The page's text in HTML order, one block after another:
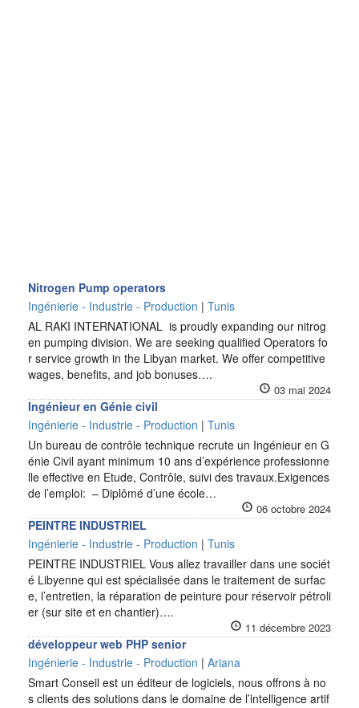
Nitrogen Pump operators
Ingénierie - Industrie - Production | Tunis
AL RAKI INTERNATIONAL is proudly expanding our nitrog
en pumping division. We are seeking qualified Operators fo
r service growth in the Libyan market. We offer competitive
wages, benefits, and job bonuses….
03 mai 2024
Ingénieur en Génie civil
Ingénierie - Industrie - Production | Tunis
Un bureau de contrôle technique recrute un Ingénieur en G
énie Civil ayant minimum 10 ans d’expérience professionne
lle effective en Etude, Contrôle, suivi des travaux.Exigences
de l’emploi: – Diplômé d’une école…
06 octobre 2024
PEINTRE INDUSTRIEL
Ingénierie - Industrie - Production | Tunis
PEINTRE INDUSTRIEL Vous allez travailler dans une sociét
é Libyenne qui est spécialisée dans le traitement de surfac
e, l’entretien, la réparation de peinture pour réservoir pétroli
er (sur site et en chantier)….
11 décembre 2023
développeur web PHP senior
Ingénierie - Industrie - Production | Ariana
Smart Conseil est un éditeur de logiciels, nous offrons à no
s clients des solutions dans le domaine de l’intelligence artif